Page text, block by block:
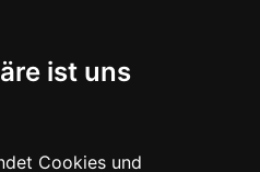
ist uns
Cookies und